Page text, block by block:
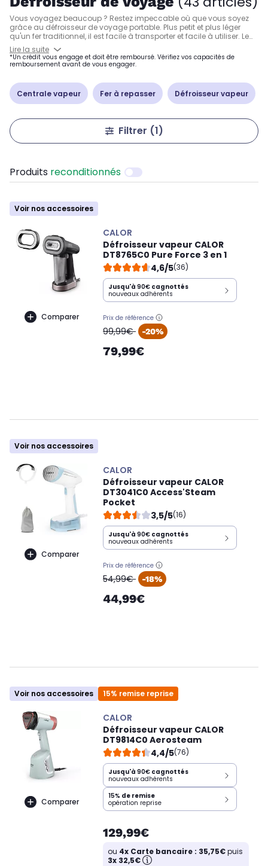
Vous voyagez beaucoup ? Restez impeccable où que vous soyez
grâce au défroisseur de voyage portable. Plus petit et plus léger
qu'un fer traditionnel, il est facile à transporter et facile à utiliser. Le
défroisseur vapeur à main
garder vos chemises, pulls et t-shirts sans plis pendant vos
déplacements professionnels ou personnels. Il combine efficacité et
Philips... faites votre choix !
Lire la suite
*Un crédit vous engage et doit être remboursé. Vérifiez vos capacités de
remboursement avant de vous engager.
Centrale vapeur Fer à repasser Défroisseur vapeur
Filtrer (1)
Produits reconditionnés
Voir nos accessoires
Comparer
CALOR
Défroisseur vapeur CALOR
DT8765C0 Pure Force 3 en 1
4,6/5(36)
Jusqu'à 90€ cagnottés
nouveaux adhérents
Prix de référence
oldPrice
99,99€ -20%
79,99€
Voir nos accessoires
Comparer
CALOR
Défroisseur vapeur CALOR
DT3041C0 Access'Steam
Pocket
3,5/5(16)
Jusqu'à 90€ cagnottés
nouveaux adhérents
Prix de référence
oldPrice
54,99€ -18%
44,99€
Voir nos accessoires 15% remise reprise
Comparer
CALOR
Défroisseur vapeur CALOR
DT9814C0 Aerosteam
4,4/5(76)
Jusqu'à 90€ cagnottés
nouveaux adhérents
15% de remise
opération reprise
129,99€
ou 4x Carte bancaire : 35,75€puis
3x 32,5€